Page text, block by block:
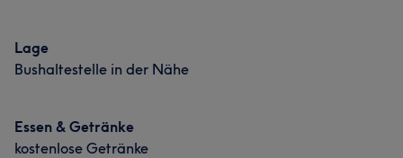
Lage
Bushaltestelle in der Nähe
Essen & Getränke
kostenlose Getränke